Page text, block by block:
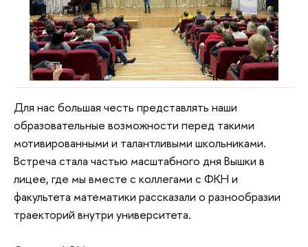
Для нас большая честь представлять наши
образовательные возможности перед такими
мотивированными и талантливыми школьниками.
Встреча стала частью масштабного дня Вышки в
лицее, где мы вместе с коллегами с ФКН и
факультета математики рассказали о разнообразии
траекторий внутри университета.